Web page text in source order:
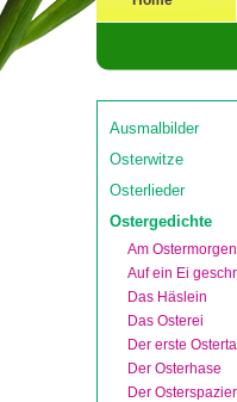
Ausmalbilder
Osterwitze
Osterlieder
Ostergedichte
Am Ostermorgen
Auf ein Ei
Das Häslein
Das Osterei
Der erste
Der Osterhase
Der